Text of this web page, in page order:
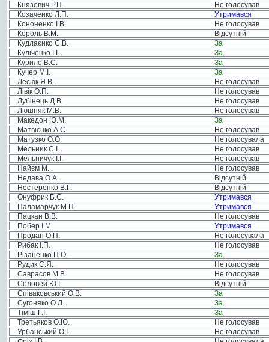
Князевич Р.П.
Не голосував
Козаченко Л.П.
Утримався
Кононенко І.В.
Не голосував
Король В.М.
Відсутній
Кудлаєнко С.В.
За
Куліченко І.І.
За
Курило В.С.
За
Кучер М.І.
За
Лесюк Я.В.
Не голосував
Лівік О.П.
Не голосував
Лубінець Д.В.
Не голосував
Люшняк М.В.
Не голосував
Македон Ю.М.
За
Матвієнко А.С.
Не голосував
Матузко О.О.
Не голосувала
Мельник С.І.
Не голосував
Мельничук І.І.
Не голосував
Найєм М. .
Не голосував
Недава О.А.
Відсутній
Нестеренко В.Г.
Відсутній
Онуфрик Б.С.
Утримався
Паламарчук М.П.
Утримався
Пацкан В.В.
Не голосував
Побер І.М.
Утримався
Продан О.П.
Не голосувала
Рибак І.П.
Не голосував
Різаненко П.О.
За
Рудик С.Я.
Не голосував
Саврасов М.В.
Не голосував
Соловей Ю.І.
Відсутній
Співаковський О.В.
За
Сугоняко О.Л.
За
Тіміш Г.І.
За
Третьяков О.Ю.
Не голосував
Урбанський О.І.
Не голосував